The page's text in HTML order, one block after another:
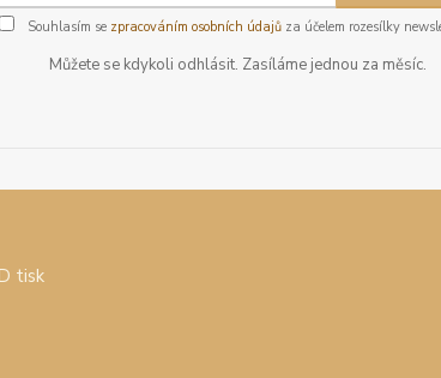
Souhlasím se zpracováním osobních údajůza účelem rozesílky
Můžete se kdykoli odhlásit. Zasíláme jednou za měsíc.
tisk